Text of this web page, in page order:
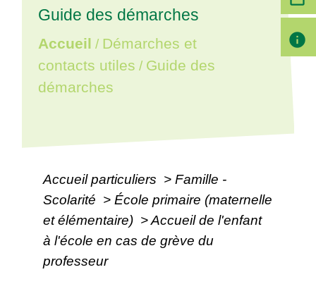
Guide des démarches
Accueil / Démarches et
contacts utiles / Guide des
démarches
Accueil particuliers > Famille -
Scolarité > École primaire (maternelle
et élémentaire) >Accueil de l'enfant
à l'école en cas de grève du
professeur
info